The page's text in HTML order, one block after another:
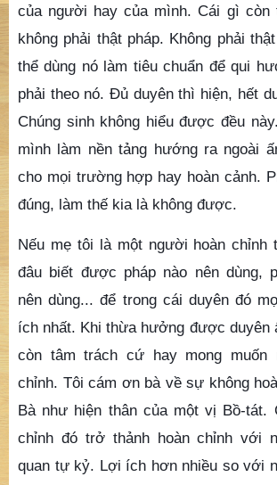
của người hay của mình. Cái gì còn
không phải thật pháp. Không phải
thể dùng nó làm tiêu chuẩn để qui
phải theo nó. Đủ duyên thì hiện, hết
Chúng sinh không hiểu được đều
mình làm nền tảng hướng ra ngoài
cho mọi trường hợp hay hoàn cảnh.
đúng, làm thế kia là không được.
Nếu mẹ tôi là một người hoàn chỉnh
đâu biết được pháp nào nên dùng,
nên dùng... để trong cái duyên đó
ích nhất. Khi thừa hưởng được duyên
còn tâm trách cứ hay mong muốn
chỉnh. Tôi cám ơn bà về sự không
Bà như hiện thân của một vị Bồ-tát.
chỉnh đó trở thảnh hoàn chỉnh với
quan tự kỷ. Lợi ích hơn nhiều so với